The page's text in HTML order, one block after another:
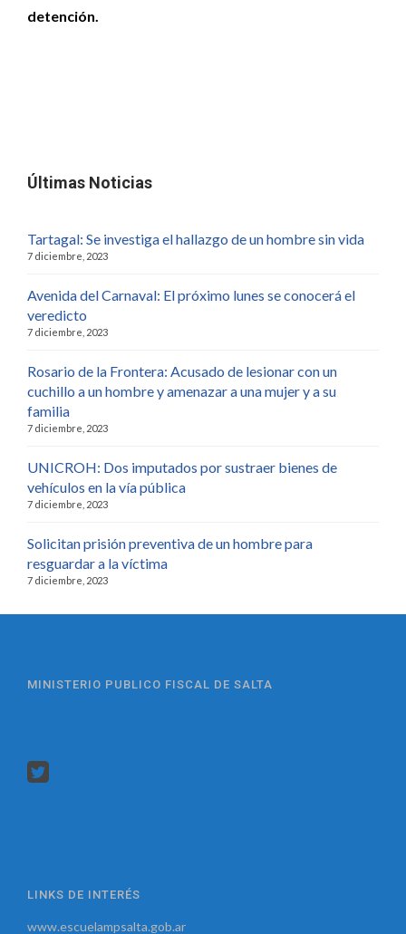
detención.
Últimas Noticias
Tartagal: Se investiga el hallazgo de un hombre sin vida
7 diciembre, 2023
Avenida del Carnaval: El próximo lunes se conocerá el
veredicto
7 diciembre, 2023
Rosario de la Frontera: Acusado de lesionar con un
cuchillo a un hombre y amenazar a una mujer y a su
familia
7 diciembre, 2023
UNICROH: Dos imputados por sustraer bienes de
vehículos en la vía pública
7 diciembre, 2023
Solicitan prisión preventiva de un hombre para
resguardar a la víctima
7 diciembre, 2023
MINISTERIO PUBLICO FISCAL DE SALTA
LINKS DE INTERÉS
www.escuelampsalta.gob.ar